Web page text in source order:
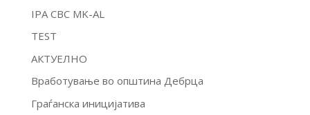
IPA CBC MK-AL
TEST
АКТУЕЛНО
Вработување во општина Дебрца
Граѓанска иницијатива